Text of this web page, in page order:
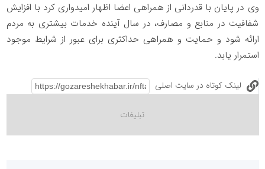
وی در پایان با قدردانی از همراهی اعضا اظهار امیدواری کرد با افزایش
شفافیت در منابع و مصارف، در سال آینده خدمات بیشتری به مردم
ارائه شود و حمایت و همراهی حداکثری برای عبور از شرایط موجود
استمرار یابد.
لینک کوتاه در سایت اصلی